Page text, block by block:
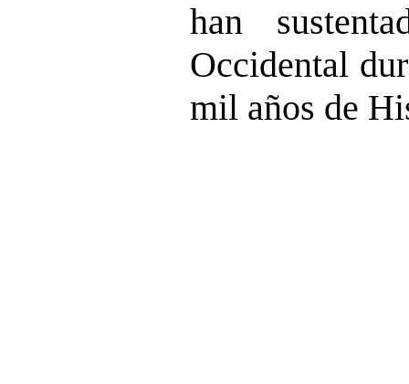
han
Occidental
mil años de